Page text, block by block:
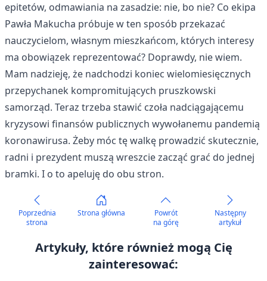
epitetów, odmawiania na zasadzie: nie, bo nie? Co ekipa
Pawła Makucha próbuje w ten sposób przekazać
nauczycielom, własnym mieszkańcom, których interesy
ma obowiązek reprezentować? Doprawdy, nie wiem.
Mam nadzieję, że nadchodzi koniec wielomiesięcznych
przepychanek kompromitujących pruszkowski
samorząd. Teraz trzeba stawić czoła nadciągającemu
kryzysowi finansów publicznych wywołanemu pandemią
koronawirusa. Żeby móc tę walkę prowadzić skutecznie,
radni i prezydent muszą wreszcie zacząć grać do jednej
bramki. I o to apeluję do obu stron.
Poprzednia
strona
Strona główna
Powrót
na górę
Następny
artykuł
Artykuły, które również mogą Cię
zainteresować: